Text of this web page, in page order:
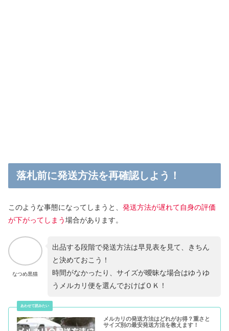
落札前に発送方法を再確認しよう！
このような事態になってしまうと、 発送方法が遅れて自身の評価
が下がってしまう場合があります。
なつめ黒猫
出品する段階で発送方法は早見表を見て、きちん
と決めておこう！
時間がなかったり、サイズが曖昧な場合はゆうゆ
うメルカリ便を選んでおけばＯＫ！
メルカリの発送方法はどれがお得？重さと
サイズ別の最安発送方法を教えます！